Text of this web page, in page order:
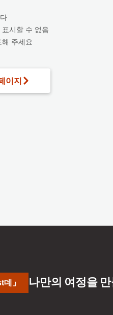
시할 수 없음
주세요
이지
」 나만의 여정을